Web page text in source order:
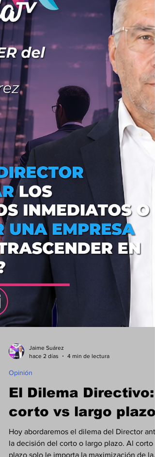
Jaime Suárez
4 min de lectura
Opinión